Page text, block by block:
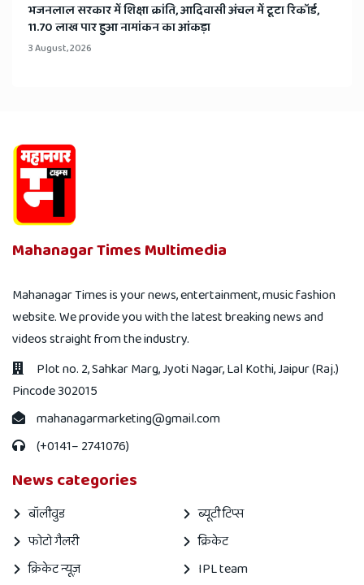
भजनलाल सरकार में शिक्षा क्रांति, आदिवासी अंचल में टूटा रिकॉर्ड,
11.70 लाख पार हुआ नामांकन का आंकड़ा
3 August, 2026
Mahanagar Times Multimedia
Mahanagar Times is your news, entertainment, music fashion
website. We provide you with the latest breaking news and
videos straight from the industry.
Plot no. 2, Sahkar Marg, Jyoti Nagar, Lal Kothi, Jaipur (Raj.)
Pincode 302015
mahanagarmarketing@gmail.com
(+0141– 2741076)
News categories
बॉलीवुड
ब्यूटी टिप्स
फोटो गैलरी
क्रिकेट
क्रिकेट न्यूज़
IPL team